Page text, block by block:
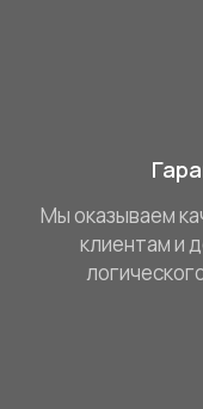
Мы оказываем
клиентам и